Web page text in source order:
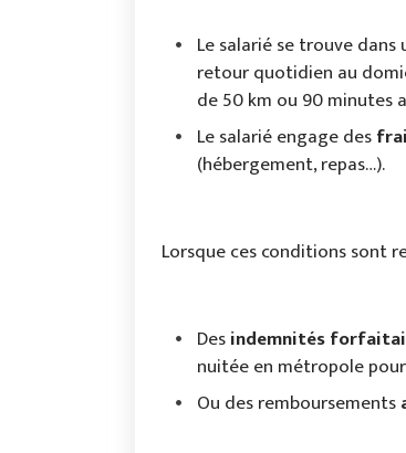
Le salarié se trouve
retour quotidien au
de 50 km ou 90 minutes
Le salarié engage des
(hébergement, repas…).
Lorsque ces conditions sont
Desindemnités
nuitée en métropole
Ou des remboursements